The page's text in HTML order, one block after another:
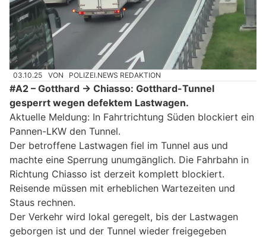
03.10.25 VON POLIZEI.NEWS REDAKTION
#A2 – Gotthard → Chiasso: Gotthard-Tunnel
gesperrt wegen defektem Lastwagen.
Aktuelle Meldung: In Fahrtrichtung Süden blockiert ein
Pannen-LKW den Tunnel.
Der betroffene Lastwagen fiel im Tunnel aus und
machte eine Sperrung unumgänglich. Die Fahrbahn in
Richtung Chiasso ist derzeit komplett blockiert.
Reisende müssen mit erheblichen Wartezeiten und
Staus rechnen.
Der Verkehr wird lokal geregelt, bis der Lastwagen
geborgen ist und der Tunnel wieder freigegeben